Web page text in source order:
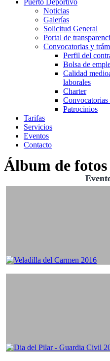
Puerto Deportivo
Noticias
Galerías
Solicitud General
Portal de
Convocatorias y
Perfil del
Bolsa de
Calidad
laborales
Charter
Convocatorias
Patrocinios
Tarifas
Servicios
Eventos
Contacto
Álbum de fotos